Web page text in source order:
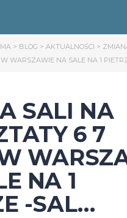
> BLOG > AKTUALNOŚCI >
WARSZAWIE NA SALE NA 1
SALI NA
6 7
NA 1
-SAL…